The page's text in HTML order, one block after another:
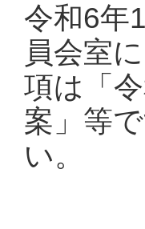
令和6年
員会室
項は「
案」等
い。